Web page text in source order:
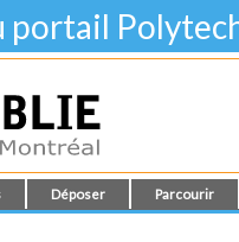
portail
Déposer Parcourir